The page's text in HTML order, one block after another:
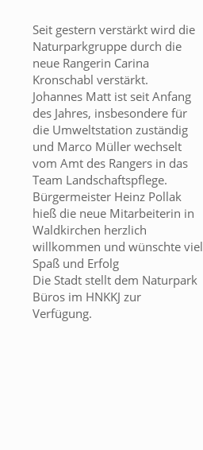
Seit gestern verstärkt wird die
Naturparkgruppe durch die
neue Rangerin Carina
Kronschabl verstärkt.
Johannes Matt ist seit Anfang
des Jahres, insbesondere für
die Umweltstation zuständig
und Marco Müller wechselt
vom Amt des Rangers in das
Team Landschaftspflege.
Bürgermeister Heinz Pollak
hieß die neue Mitarbeiterin in
Waldkirchen herzlich
willkommen und wünschte viel
Spaß und Erfolg
Die Stadt stellt dem Naturpark
Büros im HNKKJ zur
Verfügung.